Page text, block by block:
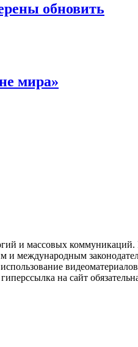
обновить
мира»
и массовых
и международным
на сайт